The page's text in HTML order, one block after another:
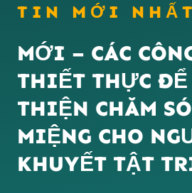
TIN MỚI NHẤT
MỚI – CÁC
THIẾT THỰC
THIỆN CHĂM
MIỆNG CHO
KHUYẾT TẬT